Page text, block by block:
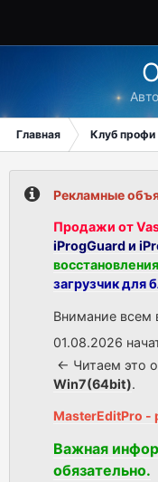
Главная Клуб профи
Рекламные
Продажи от
iProgGuard и
загрузчик для
Внимание всем
01.08.2026
<- Читаем это
Win7(64bit).
MasterEditPro -
Важная
обязательно.